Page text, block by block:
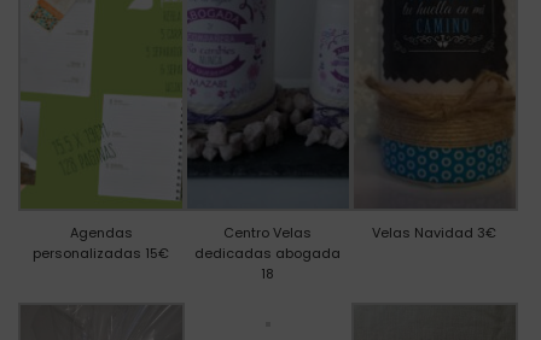
Agendas
personalizadas 15€
Centro Velas
dedicadas abogada
18
Velas Navidad 3€